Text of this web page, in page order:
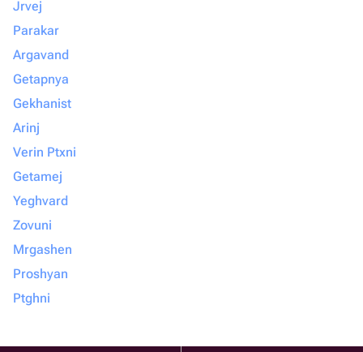
Jrvej
Parakar
Argavand
Getapnya
Gekhanist
Arinj
Verin Ptxni
Getamej
Yeghvard
Zovuni
Mrgashen
Proshyan
Ptghni